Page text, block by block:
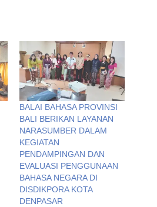
BALAI BAHASA PROVINSI
BALI BERIKAN LAYANAN
NARASUMBER DALAM
KEGIATAN
PENDAMPINGAN DAN
EVALUASI PENGGUNAAN
BAHASA NEGARA DI
DISDIKPORA KOTA
DENPASAR